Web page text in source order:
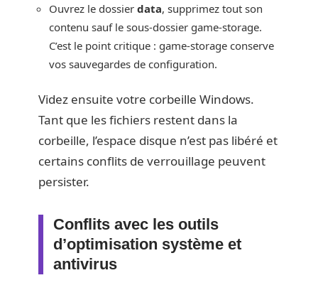
Ouvrez le dossier data, supprimez tout son
contenu sauf le sous-dossier game-storage.
C’est le point critique : game-storage conserve
vos sauvegardes de configuration.
Videz ensuite votre corbeille Windows.
Tant que les fichiers restent dans la
corbeille, l’espace disque n’est pas libéré et
certains conflits de verrouillage peuvent
persister.
Conflits avec les outils
d’optimisation système et
antivirus